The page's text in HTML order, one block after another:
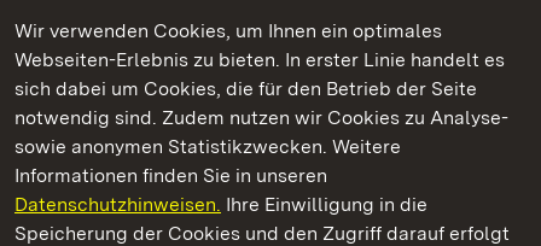
Wir verwenden Cookies, um Ihnen ein optimales
Webseiten-Erlebnis zu bieten. In erster Linie handelt es
sich dabei um Cookies, die für den Betrieb der Seite
notwendig sind. Zudem nutzen wir Cookies zu Analyse-
sowie anonymen Statistikzwecken. Weitere
Informationen finden Sie in unseren
Datenschutzhinweisen. Ihre Einwilligung in die
Speicherung der Cookies und den Zugriff darauf erfolgt
Kommen. Staunen. Genießen.
Neues Schloss Tettnang